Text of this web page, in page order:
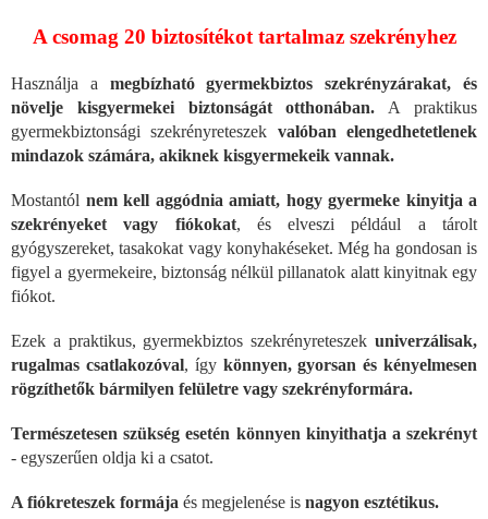
A csomag 20 biztosítékot tartalmaz szekrényhez
Használja a megbízható gyermekbiztos szekrényzárakat, és
növelje kisgyermekei biztonságát otthonában. A praktikus
gyermekbiztonsági szekrényreteszek valóban elengedhetetlenek
mindazok számára, akiknek kisgyermekeik vannak.
Mostantól nem kell aggódnia amiatt, hogy gyermeke kinyitja a
szekrényeket vagy fiókokat, és elveszi például a tárolt
gyógyszereket, tasakokat vagy konyhakéseket. Még ha gondosan is
figyel a gyermekeire, biztonság nélkül pillanatok alatt kinyitnak egy
fiókot.
Ezek a praktikus, gyermekbiztos szekrényreteszek univerzálisak,
rugalmas csatlakozóval, így könnyen, gyorsan és kényelmesen
rögzíthetők bármilyen felületre vagy szekrényformára.
Természetesen szükség esetén könnyen kinyithatja a szekrényt
- egyszerűen oldja ki a csatot.
A fiókreteszek formája és megjelenése is nagyon esztétikus.